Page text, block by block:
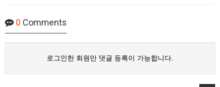
0 Comments
로그인한 회원만 댓글 등록이 가능합니다.